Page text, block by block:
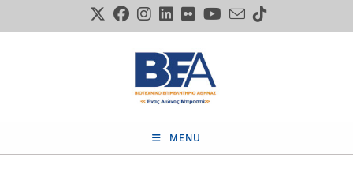
to
MENU